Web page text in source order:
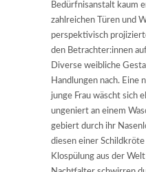
Bedürfnisanstalt kaum
zahlreichen Türen und
perspektivisch
den Betrachter:innen
Diverse weibliche
Handlungen nach. Eine
junge Frau wäscht sich
ungeniert an einem
gebiert durch ihr
diesen einer
Klospülung aus der